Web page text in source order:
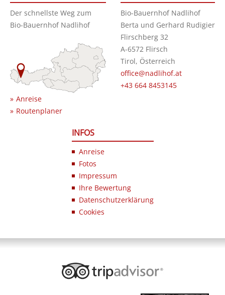
Der schnellste Weg zum
Bio-Bauernhof Nadlihof
Anreise
Routenplaner
Bio-Bauernhof Nadlihof
Berta und Gerhard Rudigier
Flirschberg 32
A-6572 Flirsch
Tirol, Österreich
office@nadlihof.at
+43 664 8453145
INFOS
Anreise
Fotos
Impressum
Ihre Bewertung
Datenschutzerklärung
Cookies